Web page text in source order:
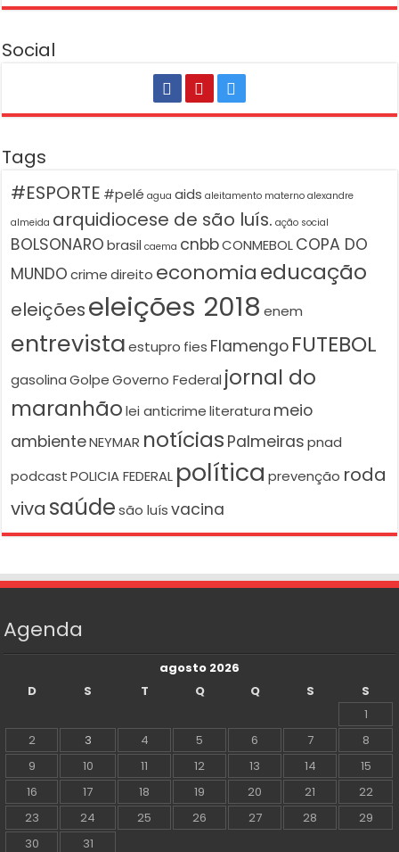
Social
Tags
#ESPORTE #pelé agua aids aleitamento materno alexandre
almeida arquidiocese de são luís. ação social
BOLSONARO brasil caema cnbbCONMEBOLCOPA DO
MUNDO crime direito economiaeducação
eleiçõeseleições 2018 enem
entrevista estupro fies Flamengo FUTEBOL
gasolina Golpe Governo Federal jornal do
maranhão lei anticrime literatura meio
ambienteNEYMAR notícias Palmeiras pnad
podcast POLICIA FEDERAL política prevenção roda
viva saúde são luís vacina
Agenda
agosto 2026
D
S T Q Q S
S
1
2
3 4 5 6 7
8
9
10 11 12 13 14
15
16
17 18 19 20 21
22
23
24 25 26 27 28
29
30
31